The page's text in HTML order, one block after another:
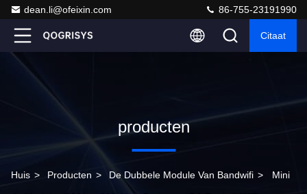
dean.li@ofeixin.com 86-755-23191990
Citaat
producten
Huis > Producten > De Dubbele Module Van Bandwifi > Mini